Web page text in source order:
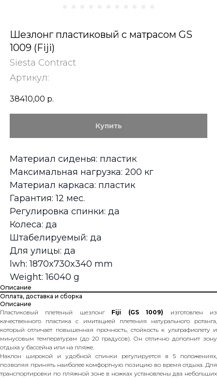
Шезлонг пластиковый с матрасом GS
1009 (Fiji)
Siesta Contract
Артикул:
38410,00 р.
Купить
Материал сиденья: пластик
Максимальная нагрузка: 200 кг
Материал каркаса: пластик
Гарантия: 12 мес.
Регулировка спинки: да
Колеса: да
Штабелируемый: да
Для улицы: да
lwh: 1870x730x340 mm
Weight: 16040 g
Описание
Оплата, доставка и сборка
Описание
Пластиковый плетеный шезлонгFiji (GS 1009) изготовлен из
качественного пластика с имитацией плетения натурального ротанга,
который отличает повышенная прочность, стойкость к ультрафиолету и
минусовым температурам (до 20 градусов). Он отлично дополнит зону
отдыха у бассейна или на пляже.
Наклон широкой и удобной спинки регулируется в 5 положениях,
позволяя принять наиболее комфортную позицию во время отдыха. Для
транспортировки по пляжной зоне в ножках установлены два небольших